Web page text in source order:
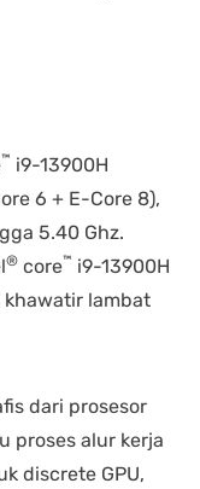
™ i9-13900H
6 + E-Core 8),
5.40 Ghz.
® core™ i9-13900H
khawatir lambat
dari prosesor
proses alur kerja
discrete GPU,